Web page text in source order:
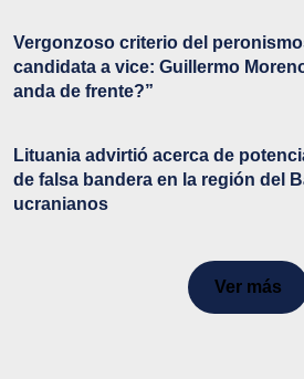
Vergonzoso criterio del
candidata a vice: Guillermo
anda de frente?”
Lituania advirtió acerca de
de falsa bandera en la región del
ucranianos
Ver más